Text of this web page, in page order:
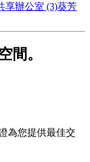
享辦公室 (3)葵芳
間。
為您提供最佳交